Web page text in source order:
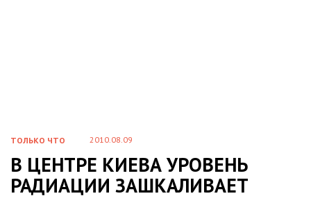
ТОЛЬКО ЧТО 2010.08.09
В ЦЕНТРЕ КИЕВА УРОВЕНЬ
РАДИАЦИИ ЗАШКАЛИВАЕТ